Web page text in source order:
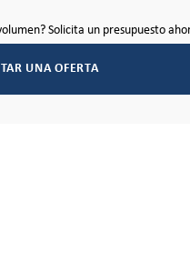
Solicita un presupuesto
UNA OFERTA